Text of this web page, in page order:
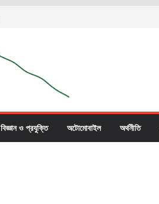
বিজ্ঞান ও প্রযুক্তি অটোমোবাইল অর্থনীতি